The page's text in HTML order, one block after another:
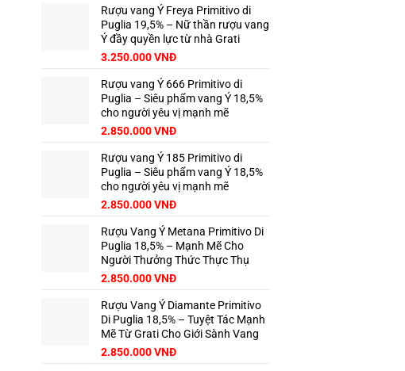
Rượu vang Ý Freya Primitivo di
Puglia 19,5% – Nữ thần rượu vang
Ý đầy quyền lực từ nhà Grati
3.250.000VNĐ
Rượu vang Ý 666 Primitivo di
Puglia – Siêu phẩm vang Ý 18,5%
cho người yêu vị mạnh mẽ
2.850.000VNĐ
Rượu vang Ý 185 Primitivo di
Puglia – Siêu phẩm vang Ý 18,5%
cho người yêu vị mạnh mẽ
2.850.000VNĐ
Rượu Vang Ý Metana Primitivo Di
Puglia 18,5% – Mạnh Mẽ Cho
Người Thưởng Thức Thực Thụ
2.850.000VNĐ
Rượu Vang Ý Diamante Primitivo
Di Puglia 18,5% – Tuyệt Tác Mạnh
Mẽ Từ Grati Cho Giới Sành Vang
2.850.000VNĐ